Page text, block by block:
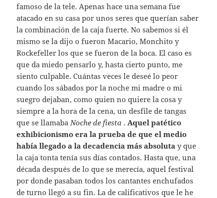
famoso de la tele. Apenas hace una semana fue
atacado en su casa por unos seres que querían saber
la combinación de la caja fuerte. No sabemos si él
mismo se la dijo o fueron Macario, Monchito y
Rockefeller los que se fueron de la boca. El caso es
que da miedo pensarlo y, hasta cierto punto, me
siento culpable. Cuántas veces le deseé lo peor
cuando los sábados por la noche mi madre o mi
suegro dejaban, como quien no quiere la cosa y
siempre a la hora de la cena, un desfile de tangas
que se llamaba Noche de fiesta . Aquel patético
exhibicionismo era la prueba de que el medio
había llegado a la decadencia más absolutay que
la caja tonta tenía sus días contados. Hasta que, una
década después de lo que se merecía, aquel festival
por donde pasaban todos los cantantes enchufados
de turno llegó a su fin. La de calificativos que le he